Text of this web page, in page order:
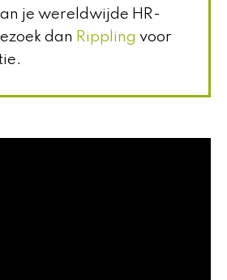
je wereldwijde HR-
dan Rippling voor